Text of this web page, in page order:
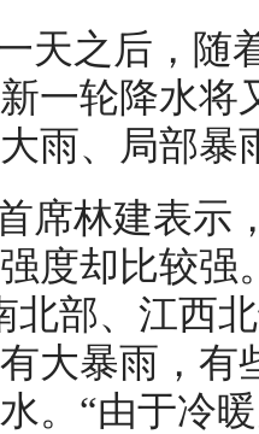
天之后，随
一轮降水将
雨、局部暴
席林建表示
度却比较强
北部、江西
大暴雨，有
。“由于冷